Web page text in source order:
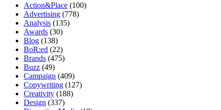
Action&Place (100)
Advertising (778)
Analysis (135)
Awards (30)
Blog (138)
BoR:ed (22)
Brands (475)
Buzz (49)
Campaign (409)
Copywriting (127)
Creativity (188)
Design (337)